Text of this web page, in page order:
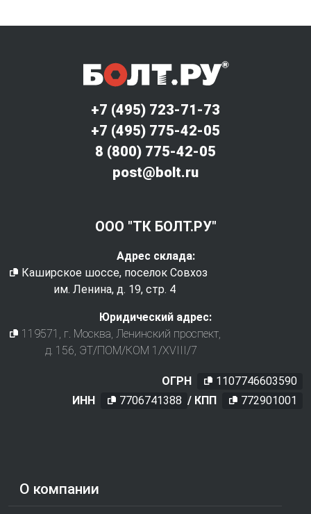
О компании
+7 (495) 723-71-73
+7 (495) 775-42-05
8 (800) 775-42-05
post@bolt.ru
ООО "ТК БОЛТ.РУ"
Адрес склада:
Каширское шоссе, поселок Совхоз
им. Ленина, д. 19, стр. 4
Юридический адрес:
119571 , г. Москва, Ленинский проспект,
д. 156, ЭТ/ПОМ/КОМ 1/XVIII/7
ОГРН
1107746603590
ИНН
7706741388 / КПП 772901001